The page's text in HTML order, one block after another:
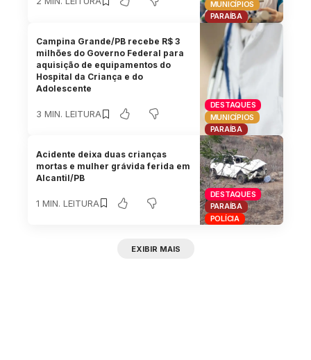
MUNICÍPIOS
PARAÍBA
DESTAQUES
MUNICÍPIOS
PARAÍBA
Campina Grande/PB recebe R$ 3
milhões do Governo Federal para
aquisição de equipamentos do
Hospital da Criança e do
Adolescente
3 MIN. LEITURA
DESTAQUES
PARAÍBA
POLÍCIA
Acidente deixa duas crianças
mortas e mulher grávida ferida em
Alcantil/PB
1 MIN. LEITURA
EXIBIR MAIS